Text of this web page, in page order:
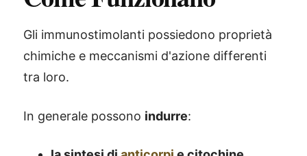
Gli immunostimolanti possiedono proprietà
chimiche e meccanismi d'azione differenti
tra loro.
In generale possono indurre: